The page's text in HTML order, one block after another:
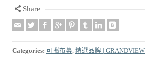
Share
Categories: 可攜布幕, 精選品牌 | GRANDVIEW